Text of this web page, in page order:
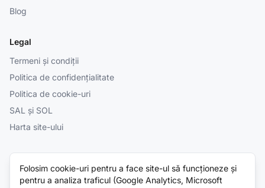
Blog
Legal
Termeni și condiții
Politica de confidențialitate
Politica de cookie-uri
SAL și SOL
Harta site-ului
© 2026 Cumparatura.ro. Platformă independentă — veziTermenii și
condițiile . Toate drepturile rezervate.
Folosim cookie-uri pentru a face site-ul să funcționeze și
pentru a analiza traficul (Google Analytics, Microsoft